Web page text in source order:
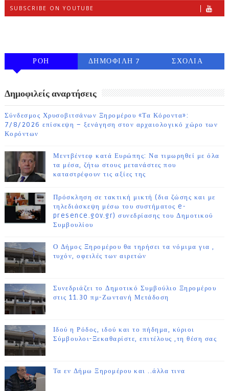
SUBSCRIBE ON YOUTUBE
ΡΟΗ
ΔΗΜΟΦΙΛΗ 7
ΣΧΟΛΙΑ
Δημοφιλείς αναρτήσεις
Σύνδεσμος Χρυσοβιτσάνων Ξηρομέρου «Τα Κόροντα»:
7/8/2026 επίσκεψη – ξενάγηση στον αρχαιολογικό χώρο των
Κορόντων
Μεντβέντεφ κατά Ευρώπης: Να τιμωρηθεί με όλα
τα μέσα, ζήτω στους μετανάστες που
καταστρέφουν τις αξίες της
Πρόσκληση σε τακτική μικτή (δια ζώσης και με
τηλεδιάσκεψη μέσω του συστήματος e-
presence.gov.gr) συνεδρίασης του Δημοτικού
Συμβουλίου
Ο Δήμος Ξηρομέρου θα τηρήσει τα νόμιμα για ,
τυχόν, οφειλές των αιρετών
Συνεδριάζει το Δημοτικό Συμβούλιο Ξηρομέρου
στις 11.30 πμ-Ζωντανή Μετάδοση
Ιδού η Ρόδος, ιδού και το πήδημα, κύριοι
Σύμβουλοι-Ξεκαθαρίστε, επιτέλους ,τη θέση σας
Τα εν Δήμω Ξηρομέρου και ..άλλα τινα